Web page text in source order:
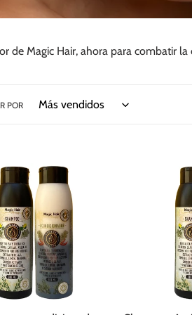
de Magic Hair, ahora para combatir
POR